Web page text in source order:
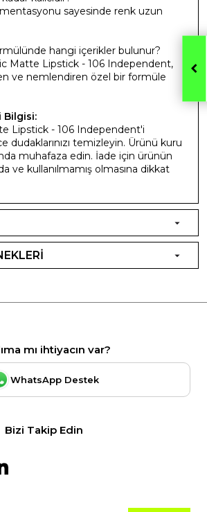
sayesinde renk uzun
hangi içerikler bulunur?
Matte Lipstick - 106 Independent,
ve nemlendiren özel bir formüle
Bilgisi:
Lipstick - 106 Independent'i
dudaklarınızı temizleyin. Ürünü kuru
muhafaza edin. İade için ürünün
ve kullanılmamış olmasına dikkat
mı ihtiyacın var?
WhatsApp Destek
Bizi Takip Edin